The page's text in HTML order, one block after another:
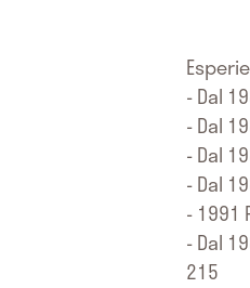
- Dal
- Dal
- Dal
- Dal
- 1991
- Dal
215